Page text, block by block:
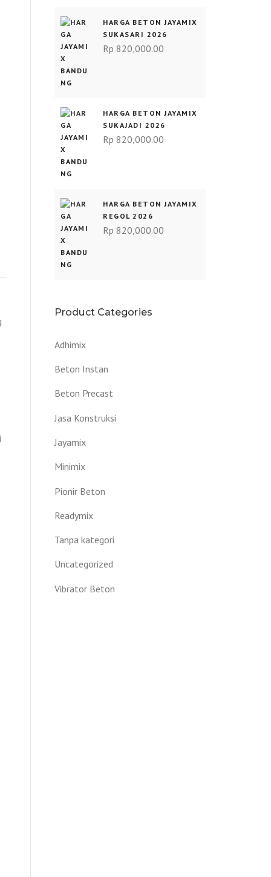
HARGA BETON JAYAMIX
SUKASARI 2026
Rp 820,000.00
HARGA BETON JAYAMIX
SUKAJADI 2026
Rp 820,000.00
HARGA BETON JAYAMIX
REGOL 2026
Rp 820,000.00
Product Categories
Adhimix
Beton Instan
Beton Precast
Jasa Konstruksi
Jayamix
Minimix
Pionir Beton
Readymix
Tanpa kategori
Uncategorized
Vibrator Beton